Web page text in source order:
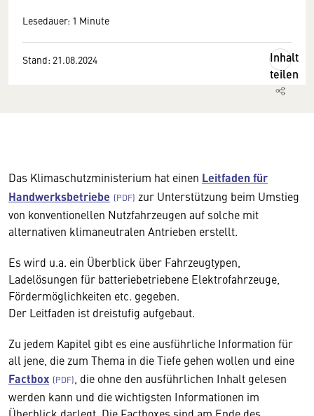
Lesedauer: 1 Minute
Stand: 21.08.2024
Inhalt
teilen
Das Klimaschutzministerium hat einen Leitfaden für
Handwerksbetriebe
zur Unterstützung beim Umstieg
von konventionellen Nutzfahrzeugen auf solche mit
alternativen klimaneutralen Antrieben erstellt.
Es wird u.a. ein Überblick über Fahrzeugtypen,
Ladelösungen für batteriebetriebene Elektrofahrzeuge,
Fördermöglichkeiten etc. gegeben.
Der Leitfaden ist dreistufig aufgebaut.
Zu jedem Kapitel gibt es eine ausführliche Information für
all jene, die zum Thema in die Tiefe gehen wollen und eine
Factbox
, die ohne den ausführlichen Inhalt gelesen
werden kann und die wichtigsten Informationen im